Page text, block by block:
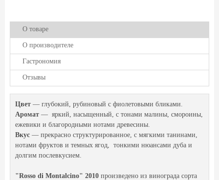
О товаре
О производителе
Гастрономия
Отзывы
Цвет — глубокий, рубиновый с фиолетовыми бликами.
Аромат — яркий, насыщенный, с тонами малины, смороины,
ежевики и благородными нотами древесины.
Вкус — прекрасно структурированное, с мягкими танинами,
нотами фруктов и темных ягод, тонкими нюансами дуба и
долгим послевкусием.
"Rosso di Montalcino" 2010 произведено из винограда сорта